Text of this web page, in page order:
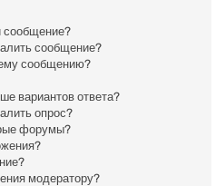
сообщение?
сообщение?
сообщению?
вариантов ответа?
опрос?
форумы?
модератору?